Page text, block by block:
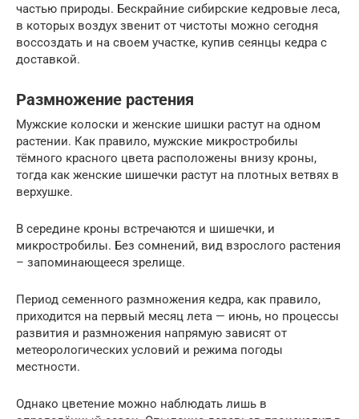
частью природы. Бескрайние сибирские кедровые леса,
в которых воздух звенит от чистоты можно сегодня
воссоздать и на своем участке, купив сеянцы кедра с
доставкой.
Размножение растения
Мужские колоски и женские шишки растут на одном
растении. Как правило, мужские микростробилы
тёмного красного цвета расположены внизу кроны,
тогда как женские шишечки растут на плотных ветвях в
верхушке.
В середине кроны встречаются и шишечки, и
микростробилы. Без сомнений, вид взрослого растения
– запоминающееся зрелище.
Период семенного размножения кедра, как правило,
приходится на первый месяц лета — июнь, но процессы
развития и размножения напрямую зависят от
метеорологических условий и режима погоды
местности.
Однако цветение можно наблюдать лишь в